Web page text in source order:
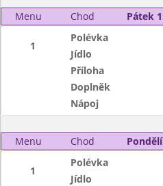
Menu Chod Pátek
1
Polévka
Jídlo
Příloha
Doplněk
Nápoj
Menu Chod
1
Polévka
Jídlo